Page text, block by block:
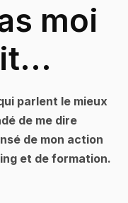
moi
parlent le mieux
de me dire
de mon action
et de formation.